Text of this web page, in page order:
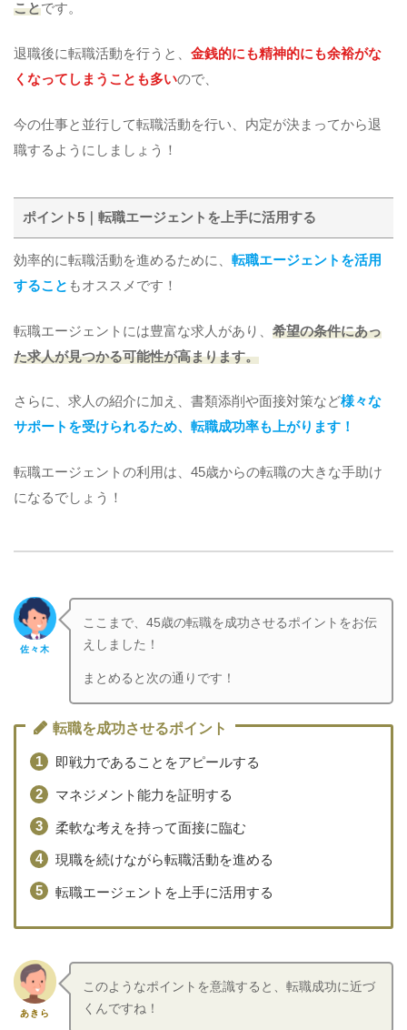
ことです。
退職後に転職活動を行うと、 金銭的にも精神的にも余裕がな
くなってしまうことも多いので、
今の仕事と並行して転職活動を行い、内定が決まってから退
職するようにしましょう！
ポイント5｜転職エージェントを上手に活用する
効率的に転職活動を進めるために、 転職エージェントを活用
すること もオススメです！
転職エージェントには豊富な求人があり、 希望の条件にあっ
た求人が見つかる可能性が高まります。
さらに、求人の紹介に加え、書類添削や面接対策など様々な
サポートを受けられるため、転職成功率も上がります！
転職エージェントの利用は、45歳からの転職の大きな手助け
になるでしょう！
佐々木
ここまで、45歳の転職を成功させるポイントをお伝
えしました！
まとめると次の通りです！
転職を成功させるポイント
即戦力であることをアピールする
マネジメント能力を証明する
柔軟な考えを持って面接に臨む
現職を続けながら転職活動を進める
転職エージェントを上手に活用する
あきら
このようなポイントを意識すると、転職成功に近づ
くんですね！